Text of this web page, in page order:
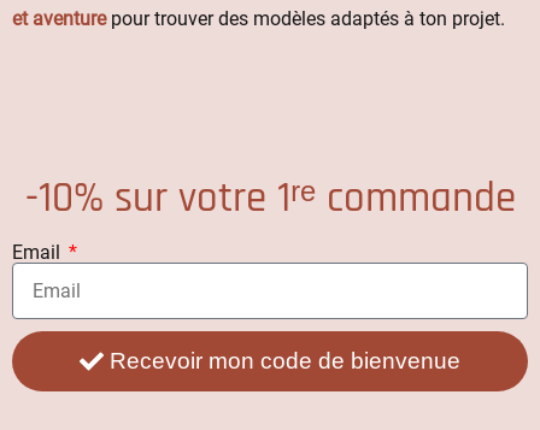
et aventurepour trouver des modèles adaptés à ton projet.
-10% sur votre 1ʳᵉ commande
Email
Recevoir mon code de bienvenue